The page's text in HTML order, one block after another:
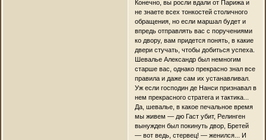
Конечно, вы росли вдали от Парижа и
не знаете всех тонкостей столичного
обращения, но если маршал будет и
впредь отправлять вас с поручениями
ко двору, вам придется понять, в какие
двери стучать, чтобы добиться успеха.
Шевалье Александр был немногим
старше вас, однако прекрасно знал все
правила и даже сам их устанавливал.
Уж если господин де Нанси признавал в
нем прекрасного стратега и тактика...
Да, шевалье, в какое печальное время
мы живем — дю Гаст убит, Релинген
вынужден был покинуть двор, Бретей
— вот ведь, стервец! — женился... И